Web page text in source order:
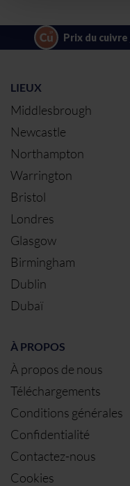
Prix du cuivre
LIEUX
Middlesbrough
Newcastle
Northampton
Warrington
Bristol
Londres
Glasgow
Birmingham
Dublin
Dubaï
À PROPOS
À propos de nous
Téléchargements
Conditions générales
Confidentialité
Contactez-nous
Cookies